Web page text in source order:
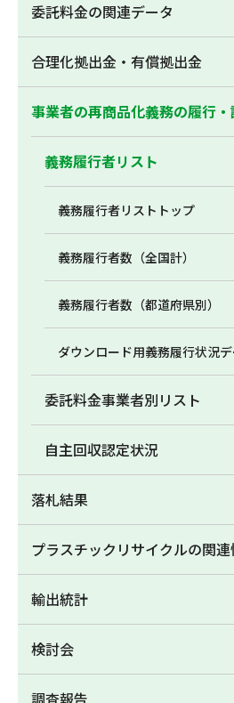
委託料金の関連データ
合理化拠出金・有償拠出金
事業者の再商品化義務の履行
義務履行者リスト
義務履行者リストトップ
義務履行者数（全国計）
義務履行者数（都道府県別）
ダウンロード用義務履行状況
委託料金事業者別リスト
自主回収認定状況
落札結果
プラスチックリサイクルの関
輸出統計
検討会
調査報告